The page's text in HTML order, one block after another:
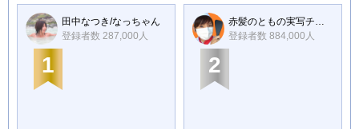
田中なつき/なっちゃん
登録者数 287,000人
1
赤髪のともの実写チャンネル!!
登録者数 884,000人
2